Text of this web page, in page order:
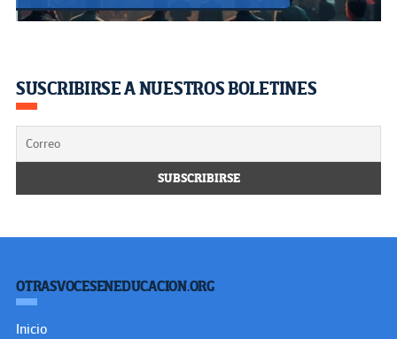
SUSCRIBIRSE A NUESTROS BOLETINES
OTRASVOCESENEDUCACION.ORG
Inicio